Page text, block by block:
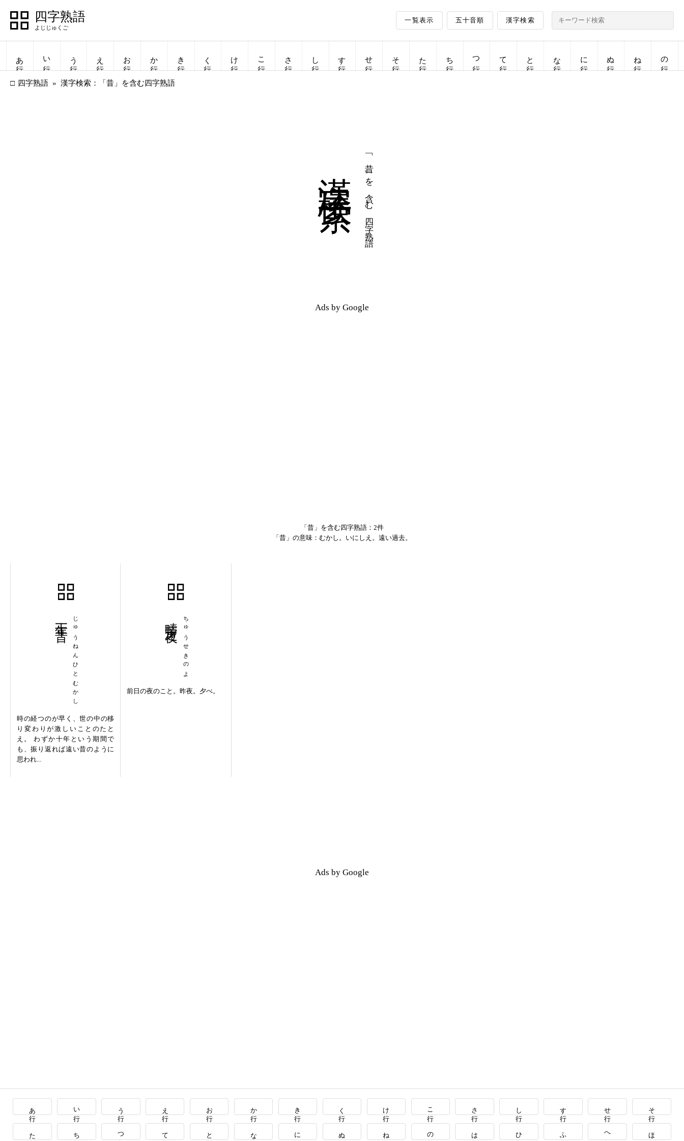
四字熟語 一覧表示 五十音順 漢字検索
あ行 い行 う行 え行 お行 か行 き行 く行 け行 こ行 さ行 し行 す行 せ行 そ行 た行 ち行 つ行 て行 と行 な行 に行 ぬ行 ね行 の行
四字熟語 漢字検索：「昔」を含む四字熟語
「昔」を含む四字熟語
Ads by Google
「昔」を含む四字熟語：2件
「昔」の意味：むかし。いにしえ。遠い過去。
じゅうねんひとむかし
時の経つのが早く、世の中の移
り変わりが激しいことのたと
え。 わずか十年という期間で
も、振り返れば遠い昔のように
思われ...
ちゅうせきのよ
前日の夜のこと。昨夜。夕べ。
Ads by Google
あ行 い行 う行 え行 お行 か行 き行 く行 け行 こ行 さ行 し行 す行 せ行 そ行
た行 ち行 つ行 て行 と行 な行 に行 ぬ行 ね行 の行 は行 ひ行 ふ行 へ行 ほ行